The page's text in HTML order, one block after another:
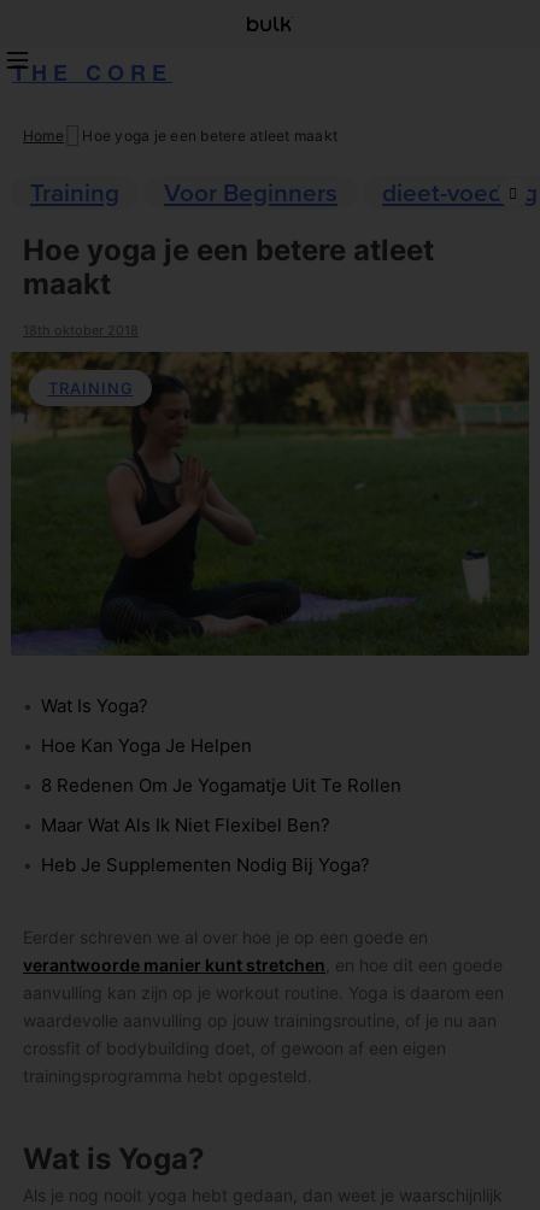
THE CORE
Skip
content
Home Hoe yoga je een betere atleet maakt
Training Voor Beginners
dieet-voeding
Hoe yoga je een betere atleet
maakt
18th oktober 2018
TRAINING
Wat Is Yoga?
Hoe Kan Yoga Je Helpen
8 Redenen Om Je Yogamatje Uit Te Rollen
Maar Wat Als Ik Niet Flexibel Ben?
Heb Je Supplementen Nodig Bij Yoga?
Eerder schreven we al over hoe je op een goede en
verantwoorde manier kunt stretchen , en hoe dit een goede
aanvulling kan zijn op je workout routine. Yoga is daarom een
waardevolle aanvulling op jouw trainingsroutine, of je nu aan
crossfit of bodybuilding doet, of gewoon af een eigen
trainingsprogramma hebt opgesteld.
Wat is Yoga?
Als je nog nooit yoga hebt gedaan, dan weet je waarschijnlijk